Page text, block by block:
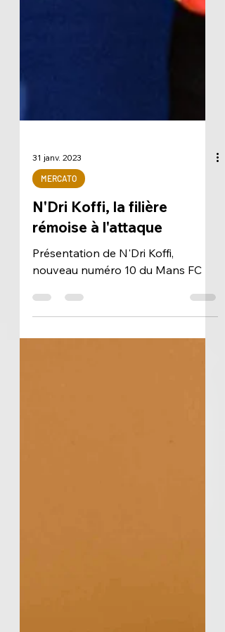
31 janv. 2023
MERCATO
N'Dri Koffi, la filière
rémoise à l'attaque
nouveau numéro 10 du Mans FC